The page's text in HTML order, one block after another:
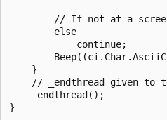
// If not at a
        else
            continue;
    }
// _endthread given to
    _endthread();